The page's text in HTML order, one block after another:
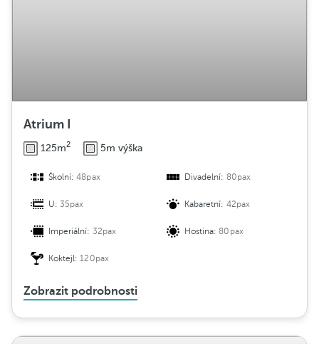
Atrium I
125m2 5m výška
Školní:48pax Divadelní: 80pax
U:35pax Kabaretní: 42pax
Imperiální: 32pax Hostina:80pax
Koktejl:120pax
Zobrazit podrobnosti